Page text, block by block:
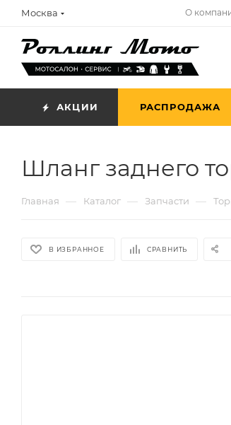
Москва О
АКЦИИ РАСПРОДАЖА
Шланг заднего
Главная — Каталог — Запчасти —
В ИЗБРАННОЕ СРАВНИТЬ